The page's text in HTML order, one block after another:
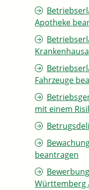
Apotheke
Fahrzeuge
mit einem
beantragen
Württemberg